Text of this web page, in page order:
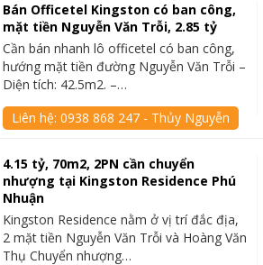
Bán Officetel Kingston có ban công,
mặt tiền Nguyễn Văn Trỗi, 2.85 tỷ
Cần bán nhanh lô officetel có ban công,
hướng mặt tiền đường Nguyễn Văn Trỗi –
Diện tích: 42.5m2. –…
Liên hệ:0938 868 247 - Thủy Nguyễn
4.15 tỷ, 70m2, 2PN cần chuyển
nhượng tại Kingston Residence Phú
Nhuận
Kingston Residence nằm ở vị trí đắc địa,
2 mặt tiền Nguyễn Văn Trỗi và Hoàng Văn
Thụ Chuyển nhượng…